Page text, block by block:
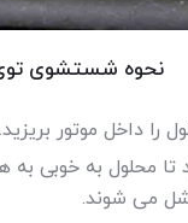
نحوه شستشوی
را داخل موتور بریزید.
تا محلول به خوبی
می شوند.